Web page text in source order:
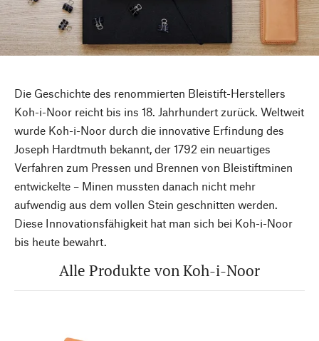
Die Geschichte des renommierten Bleistift-Herstellers
Koh-i-Noor reicht bis ins 18. Jahrhundert zurück. Weltweit
wurde Koh-i-Noor durch die innovative Erfindung des
Joseph Hardtmuth bekannt, der 1792 ein neuartiges
Verfahren zum Pressen und Brennen von Bleistiftminen
entwickelte – Minen mussten danach nicht mehr
aufwendig aus dem vollen Stein geschnitten werden.
Diese Innovationsfähigkeit hat man sich bei Koh-i-Noor
bis heute bewahrt.
Alle Produkte von Koh-i-Noor